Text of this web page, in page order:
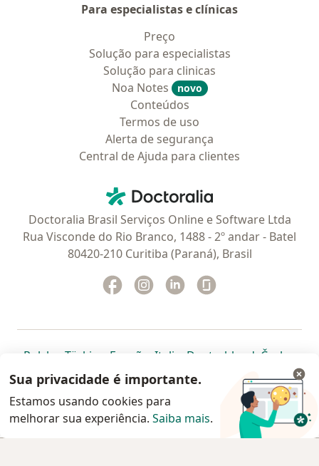
Para especialistas e clínicas
Preço
Solução para especialistas
Solução para clinicas
Noa Notes
novo
Conteúdos
Termos de uso
Alerta de segurança
Central de Ajuda para clientes
Doctoralia - Homepage
Doctoralia Brasil Serviços Online e Software Ltda
Rua Visconde do Rio Branco, 1488 - 2º andar - Batel
80420-210 Curitiba (Paraná), Brasil
Facebook
abre num novo separador
Instagram
abre num novo separador
Linkedin
abre num novo
Polska abre num novo separador
Türkiye abre num novo separador
España abre num novo separador
Italia abre num novo
Deutschlandabre num
Česko
Portugal abre num novo separador
, México abre num novo separador
, abre num novo separador
Brasil abre num novoabre num
abre
Colombia abre num novo
www.doctoralia.com.br © 2026 - Agende agora sua
Sua privacidade é importante.
Estamos usando cookies para
melhorar sua experiência. Saiba mais.